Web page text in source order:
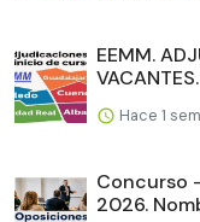
EEMM.
Hace 1
Concurso
2026.